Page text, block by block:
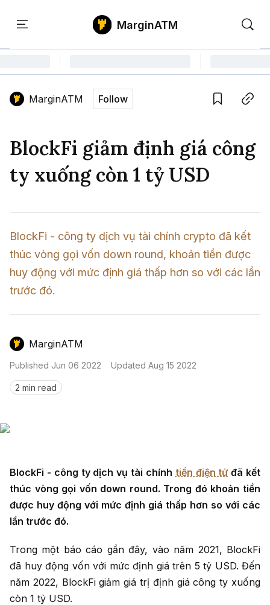
Home
Tin Tức Bitcoin
Tin Tức Altcoin
Tin Tức Thị Trường
ATM Analytics
Phân Tích Bitcoin
Phân Tích Ethereum
Phân Tích Thị Trường
Kiến Thức
Thuật Ngữ Cơ Bản
Kiến Thức Tổng Hợp
Kinh Nghiệm Đầu Tư
Chỉ Báo Kỹ Thuật
Nến & Price Action
Săn Gem
Airdrop
Sign in
MarginATM
MarginATM Follow
BlockFi giảm định giá công
ty xuống còn 1 tỷ USD
BlockFi - công ty dịch vụ tài chính crypto đã kết
thúc vòng gọi vốn down round, khoản tiền được
huy động với mức định giá thấp hơn so với các lần
trước đó.
MarginATM
Published Jun 06 2022 Updated Aug 15 2022
2 min read
BlockFi - công ty dịch vụ tài chính tiền điện tử đã kết
thúc vòng gọi vốn down round. Trong đó khoản tiền
được huy động với mức định giá thấp hơn so với các
lần trước đó.
Trong một báo cáo gần đây, vào năm 2021, BlockFi
đã huy động vốn với mức định giá trên 5 tỷ USD. Đến
năm 2022, BlockFi giảm giá trị định giá công ty xuống
còn 1 tỷ USD.